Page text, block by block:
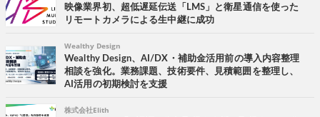
映像業界初、超低遅延伝送「LMS」と衛星通信を使った
リモートカメラによる生中継に成功
Wealthy Design
Wealthy Design、AI/DX・補助金活用前の導入内容整理
相談を強化。業務課題、技術要件、見積範囲を整理し、
AI活用の初期検討を支援
株式会社Elith